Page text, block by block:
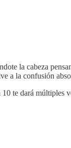
la cabeza
a la confusión
te dará múltiples